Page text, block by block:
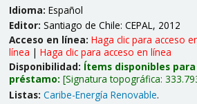
Idioma: Español
Editor: Santiago de Chile: CEPAL, 2012
Acceso en línea: Haga clic para acceso
línea | Haga clic para acceso en línea
Disponibilidad: Ítems disponibles para
préstamo: Signatura topográfica:
Listas: Caribe-Energía Renovable.